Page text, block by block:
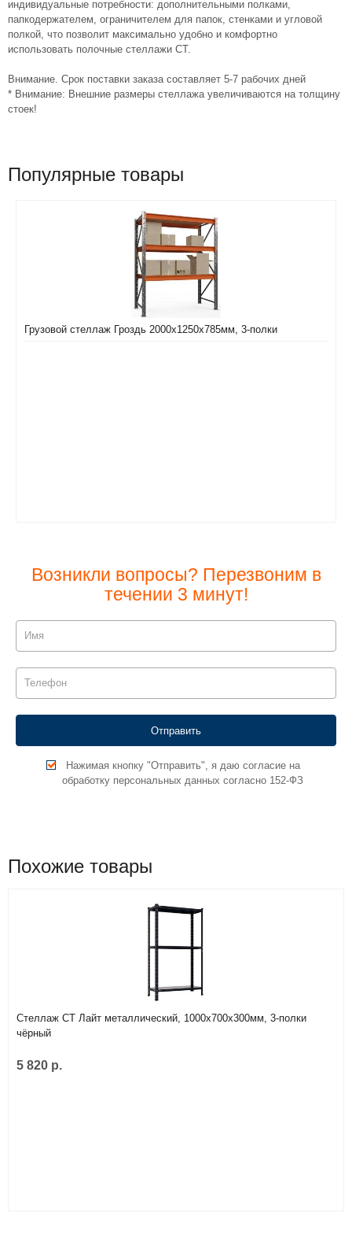
индивидуальные потребности: дополнительными полками,
папкодержателем, ограничителем для папок, стенками и угловой
полкой, что позволит максимально удобно и комфортно
использовать полочные стеллажи СТ.
Внимание. Срок поставки заказа составляет 5-7 рабочих дней
* Внимание: Внешние размеры стеллажа увеличиваются на толщину
стоек!
Популярные товары
Грузовой стеллаж Гроздь 2000х1250х785мм, 3-полки
Возникли вопросы? Перезвоним в
течении 3 минут!
Нажимая кнопку "Отправить", я даю согласие на
обработку персональных данных согласно 152-ФЗ
Похожие товары
Стеллаж СТ Лайт металлический, 1000х700х300мм, 3-полки
чёрный
5 820 р.